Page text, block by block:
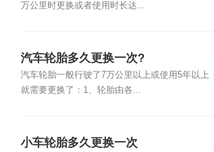
万公里时更换或者使用时长达...
汽车轮胎多久更换一次?
汽车轮胎一般行驶了7万公里以上或使用5年以上
就需要更换了：1、轮胎由各...
小车轮胎多久更换一次